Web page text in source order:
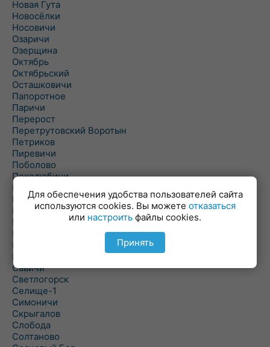
Новая Гута
Новосёлки
Носовичи
Озаричи
Озерщина
Октябрь
Октябрьский
Осташковичи
Папоротное
Паричи
Перерост
Перетрутовский Воротын
Петриков
Пиревичи
Поболово
Поколюбичи
Полесье
Птичь
Речица
Ровенская Слобода
Рогачев
Рогинь
Рудня
Савичи
Светлогорск
Селище-1
Симоничи
Скрыгалов
Слобода
Солтаново
Для обеспечения удобства пользователей сайта
используются cookies. Вы можете отказаться
или настроить файлы cookies.
Принять